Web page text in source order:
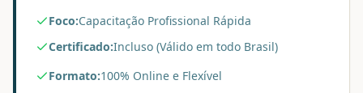
Foco:Capacitação Profissional Rápida
Certificado:Incluso (Válido em todo Brasil)
Formato:100% Online e Flexível